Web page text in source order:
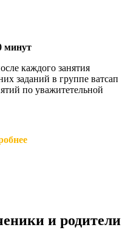
минут
каждого занятия
заданий в группе ватсап
по уважитетельной
и родители